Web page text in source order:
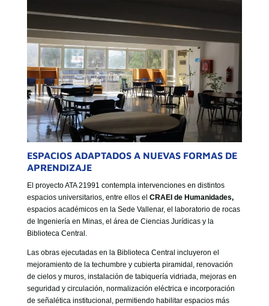
ESPACIOS ADAPTADOS A NUEVAS FORMAS DE
APRENDIZAJE
El proyecto ATA 21991 contempla intervenciones en distintos
espacios universitarios, entre ellos el CRAEI de Humanidades,
espacios académicos en la Sede Vallenar, el laboratorio de rocas
de Ingeniería en Minas, el área de Ciencias Jurídicas y la
Biblioteca Central.
Las obras ejecutadas en la Biblioteca Central incluyeron el
mejoramiento de la techumbre y cubierta piramidal, renovación
de cielos y muros, instalación de tabiquería vidriada, mejoras en
seguridad y circulación, normalización eléctrica e incorporación
de señalética institucional, permitiendo habilitar espacios más